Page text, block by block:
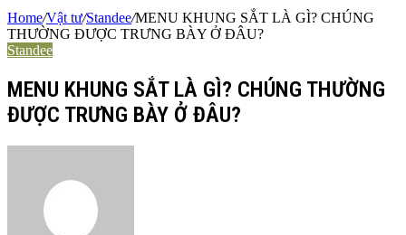
Home/Vật tư/Standee/MENU KHUNG SẮT LÀ GÌ? CHÚNG
THƯỜNG ĐƯỢC TRƯNG BÀY Ở ĐÂU?
Standee
MENU KHUNG SẮT LÀ GÌ? CHÚNG THƯỜNG
ĐƯỢC TRƯNG BÀY Ở ĐÂU?